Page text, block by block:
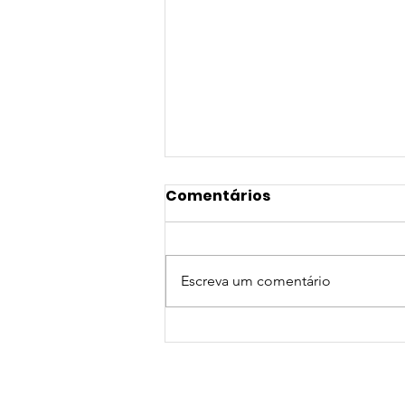
NOVA PARCERIA DE
Comentários
Escreva um comentário